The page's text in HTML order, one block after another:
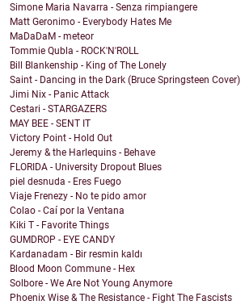
Simone Maria Navarra - Senza rimpiangere
Matt Geronimo - Everybody Hates Me
MaDaDaM - meteor
Tommie Qubla - ROCK'N'ROLL
Bill Blankenship - King of The Lonely
Saint - Dancing in the Dark (Bruce Springsteen Cover)
Jimi Nix - Panic Attack
Cestari - STARGAZERS
MAY BEE - SENT IT
Victory Point - Hold Out
Jeremy & the Harlequins - Behave
FLORIDA - University Dropout Blues
piel desnuda - Eres Fuego
Viaje Frenezy - No te pido amor
Colao - Caí por la Ventana
Kiki T - Favorite Things
GUMDROP - EYE CANDY
Kardanadam - Bir resmin kaldı
Blood Moon Commune - Hex
Solbore - We Are Not Young Anymore
Phoenix Wise & The Resistance - Fight The Fascists